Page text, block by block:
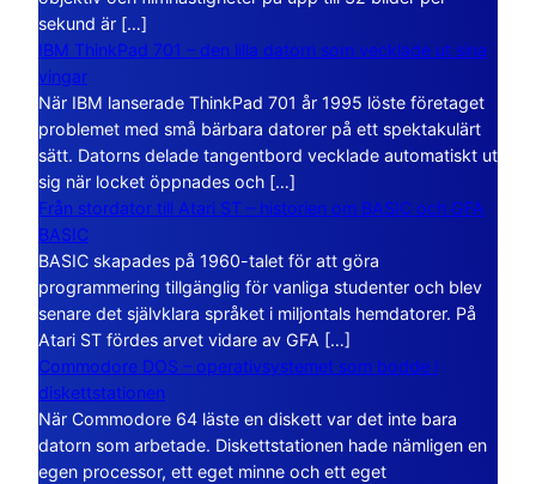
sekund är […]
IBM ThinkPad 701 – den lilla datorn som vecklade ut sina
vingar
När IBM lanserade ThinkPad 701 år 1995 löste företaget
problemet med små bärbara datorer på ett spektakulärt
sätt. Datorns delade tangentbord vecklade automatiskt ut
sig när locket öppnades och […]
Från stordator till Atari ST – historien om BASIC och GFA
BASIC
BASIC skapades på 1960-talet för att göra
programmering tillgänglig för vanliga studenter och blev
senare det självklara språket i miljontals hemdatorer. På
Atari ST fördes arvet vidare av GFA […]
Commodore DOS – operativsystemet som bodde i
diskettstationen
När Commodore 64 läste en diskett var det inte bara
datorn som arbetade. Diskettstationen hade nämligen en
egen processor, ett eget minne och ett eget